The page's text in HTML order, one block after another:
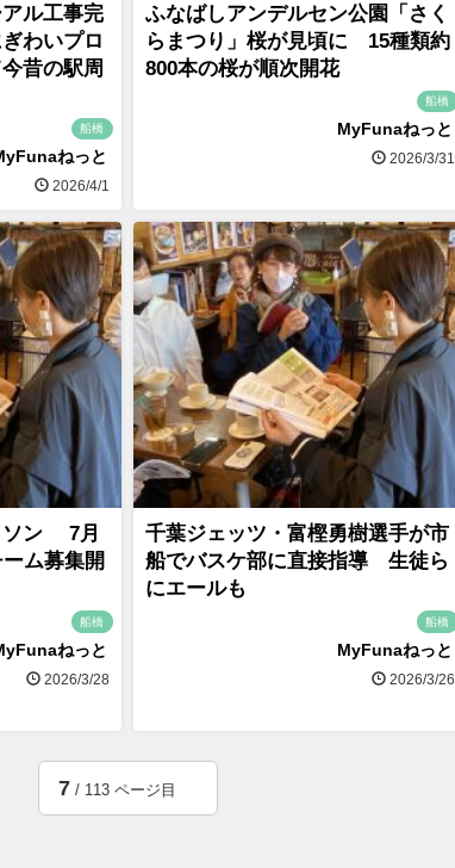
ル工事完
わいプロ
昔の駅周
船橋
ねっと
2026/4/1
ふなばしアンデルセン公園「さく
らまつり」桜が見頃に 15種類約
800本の桜が順次開花
船橋
MyFunaねっと
2026/3/31
ソン 7月
ム募集開
船橋
ねっと
2026/3/28
千葉ジェッツ・富樫勇樹選手が市
船でバスケ部に直接指導 生徒ら
にエールも
船橋
MyFunaねっと
2026/3/26
7 / 113 ページ目